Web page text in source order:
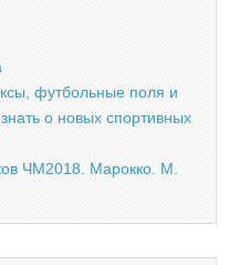
футбольные поля и
о новых спортивных
ЧМ2018. Марокко. M.